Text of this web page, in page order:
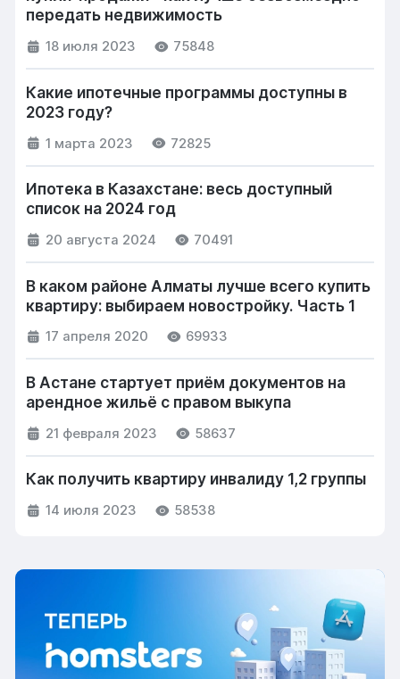
передать недвижимость
18 июля 2023 75848
Какие ипотечные программы доступны в
2023 году?
1 марта 2023 72825
Ипотека в Казахстане: весь доступный
список на 2024 год
20 августа 2024 70491
В каком районе Алматы лучше всего купить
квартиру: выбираем новостройку. Часть 1
17 апреля 2020 69933
В Астане стартует приём документов на
арендное жильё с правом выкупа
21 февраля 2023 58637
Как получить квартиру инвалиду 1,2 группы
14 июля 2023 58538